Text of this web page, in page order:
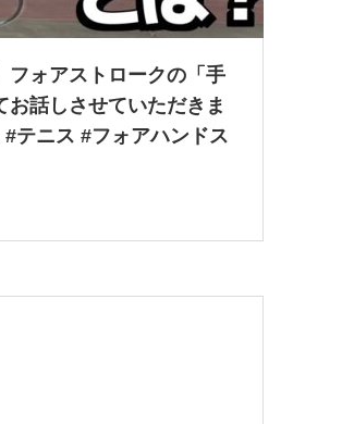
フォアストロークの「手
お話しさせていただきま
テニス #フォアハンドス